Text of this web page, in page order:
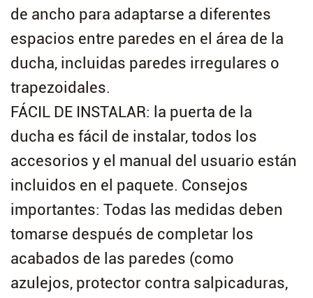
de ancho para adaptarse a diferentes
espacios entre paredes en el área de la
ducha, incluidas paredes irregulares o
trapezoidales.
FÁCIL DE INSTALAR: la puerta de la
ducha es fácil de instalar, todos los
accesorios y el manual del usuario están
incluidos en el paquete. Consejos
importantes: Todas las medidas deben
tomarse después de completar los
acabados de las paredes (como
azulejos, protector contra salpicaduras,